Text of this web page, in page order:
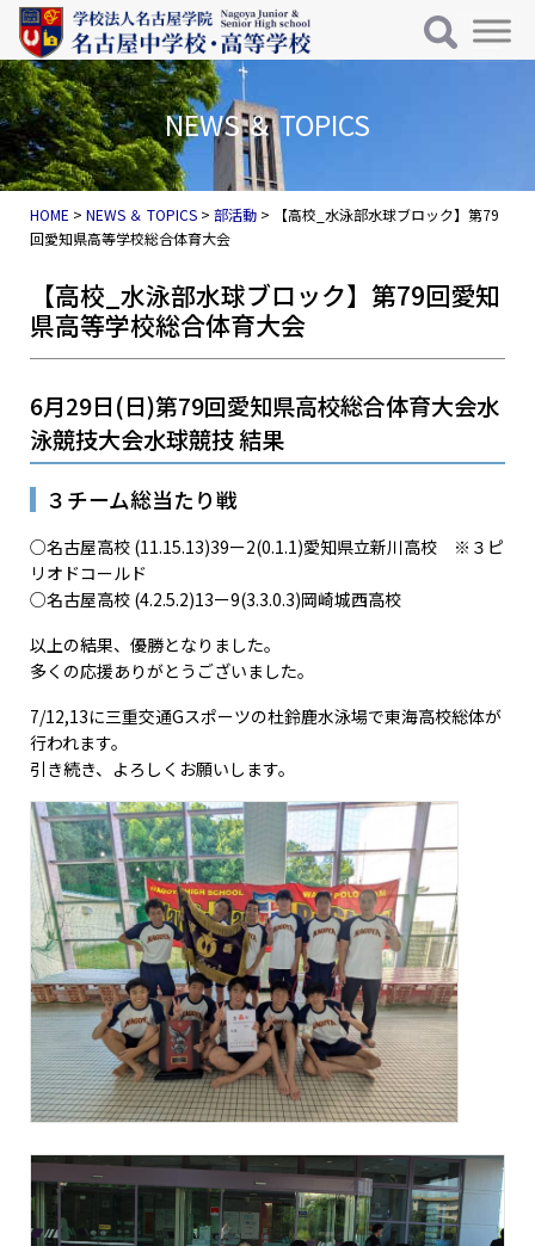
コンテンツへスキップ
メインナビゲーション
NEWS ＆ TOPICS
HOME >NEWS ＆ TOPICS >部活動 >
【高校_水泳部水球ブロック】第79
回愛知県高等学校総合体育大会
【高校_水泳部水球ブロック】第79回愛知
県高等学校総合体育大会
6月29日(日)第79回愛知県高校総合体育大会水
泳競技大会水球競技 結果
３チーム総当たり戦
○名古屋高校 (11.15.13)39ー2(0.1.1)愛知県立新川高校 ※３ピ
リオドコールド
○名古屋高校 (4.2.5.2)13ー9(3.3.0.3)岡崎城西高校
以上の結果、優勝となりました。
多くの応援ありがとうございました。
7/12,13に三重交通Gスポーツの杜鈴鹿水泳場で東海高校総体が
行われます。
引き続き、よろしくお願いします。